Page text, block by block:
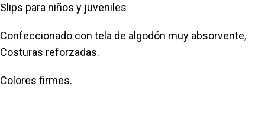
Slips para niños y juveniles
Confeccionado con tela de algodón muy absorvente,
Costuras reforzadas.
Colores firmes.